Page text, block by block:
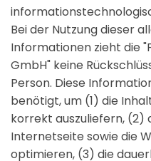
Bei der Nutzung dieser
Informationen zieht die
GmbH" keine
Person. Diese
benötigt, um (1) die
korrekt auszuliefern, (2)
Internetseite sowie die
optimieren, (3) die